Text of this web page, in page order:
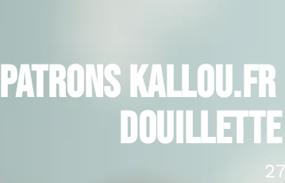
Patrons
douillette